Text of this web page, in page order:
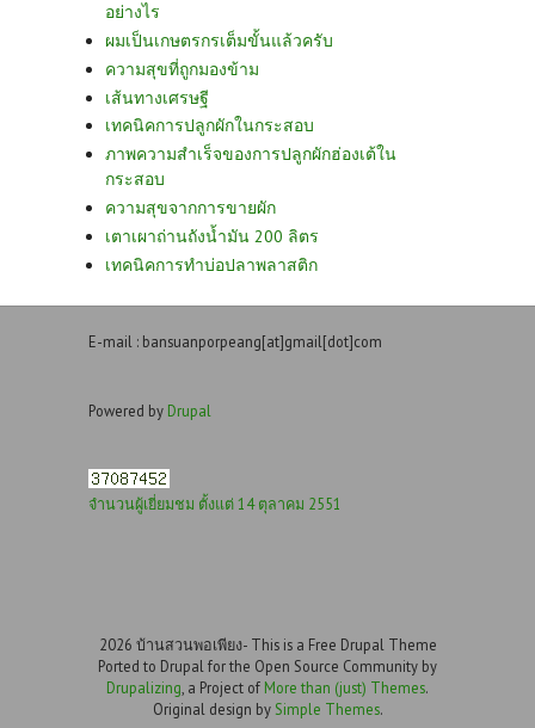
อย่างไร
ผมเป็นเกษตรกรเต็มขั้นแล้วครับ
ความสุขที่ถูกมองข้าม
เส้นทางเศรษฐี
เทคนิคการปลูกผักในกระสอบ
ภาพความสำเร็จของการปลูกผักฮ่องเต้ใน
กระสอบ
ความสุขจากการขายผัก
เตาเผาถ่านถังน้ำมัน 200 ลิตร
เทคนิคการทำบ่อปลาพลาสติก
E-mail : bansuanporpeang[at]gmail[dot]com
Powered by Drupal
จำนวนผู้เยี่ยมชม ตั้งแต่ 14 ตุลาคม 2551
2026 บ้านสวนพอเพียง- This is a Free Drupal Theme
Ported to Drupal for the Open Source Community by
Drupalizing , a Project of More than (just) Themes.
Original design by Simple Themes.